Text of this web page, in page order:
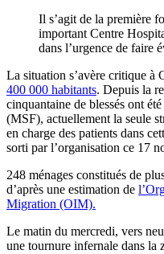
Il s’agit de la première
important Centre
dans l’urgence de faire
La situation s’avère critique à
400 000 habitants. Depuis la
cinquantaine de blessés ont
(MSF), actuellement la seule
en charge des patients dans
sorti par l’organisation ce 17
248 ménages constitués de
d’après une estimation de
Migration (OIM).
Le matin du mercredi, vers
une tournure infernale dans la